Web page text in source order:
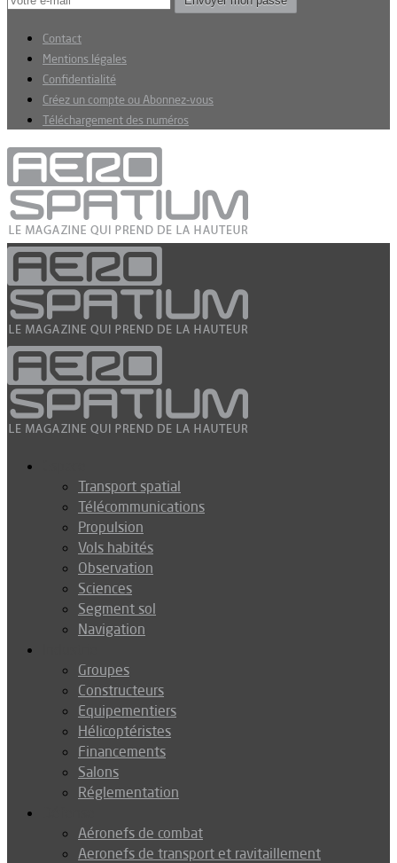
Contact
Mentions légales
Confidentialité
Créez un compte ou Abonnez-vous
Téléchargement des numéros
Transport spatial
Télécommunications
Propulsion
Vols habités
Observation
Sciences
Segment sol
Navigation
Groupes
Constructeurs
Equipementiers
Hélicoptéristes
Financements
Salons
Réglementation
Aéronefs de combat
Aeronefs de transport et ravitaillement